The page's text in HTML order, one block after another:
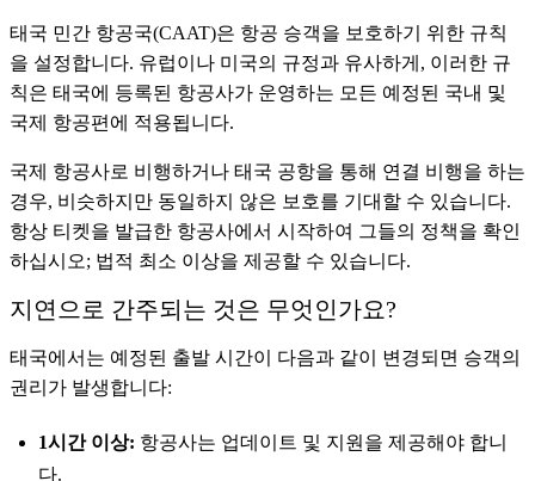
태국 민간 항공국(CAAT)은 항공 승객을 보호하기 위한 규칙
을 설정합니다. 유럽이나 미국의 규정과 유사하게, 이러한 규
칙은 태국에 등록된 항공사가 운영하는 모든 예정된 국내 및
국제 항공편에 적용됩니다.
국제 항공사로 비행하거나 태국 공항을 통해 연결 비행을 하는
경우, 비슷하지만 동일하지 않은 보호를 기대할 수 있습니다.
항상 티켓을 발급한 항공사에서 시작하여 그들의 정책을 확인
하십시오; 법적 최소 이상을 제공할 수 있습니다.
지연으로 간주되는 것은 무엇인가요?
태국에서는 예정된 출발 시간이 다음과 같이 변경되면 승객의
권리가 발생합니다:
1시간 이상: 항공사는 업데이트 및 지원을 제공해야 합니
다.